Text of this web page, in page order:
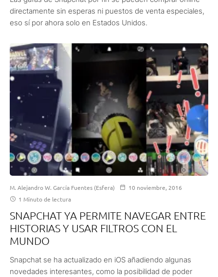
directamente sin esperas ni puestos de venta especiales,
eso sí por ahora solo en Estados Unidos.
M. Alejandro W. García Fuentes (Esfera)
10 noviembre, 2016
1 Minuto de lectura
SNAPCHAT YA PERMITE NAVEGAR ENTRE
HISTORIAS Y USAR FILTROS CON EL
MUNDO
Snapchat se ha actualizado en iOS añadiendo algunas
novedades interesantes, como la posibilidad de poder